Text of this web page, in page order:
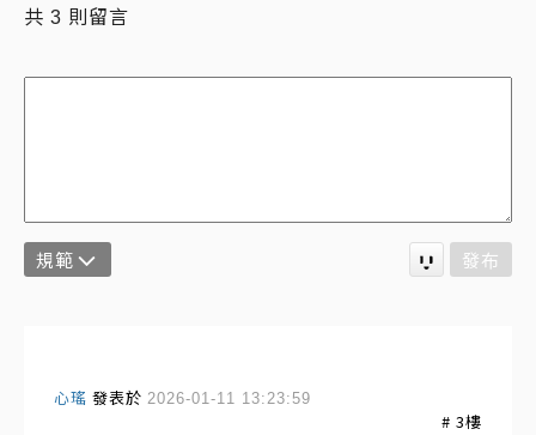
共 3 則留言
規範 發布
心瑤 發表於 2026-01-11 13:23:59
# 3樓